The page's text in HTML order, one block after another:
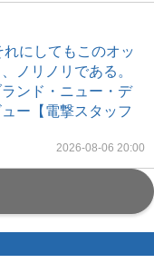
にしてもこのオッ
ノリノリである。
ランド・ニュー・デ
ー【電撃スタッフ
2026-08-06 20:00